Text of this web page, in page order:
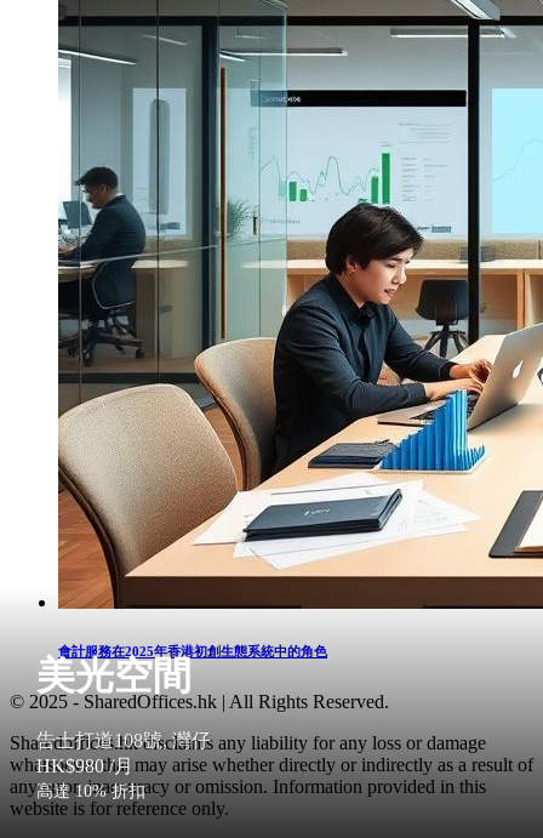
美光空間
告士打道108號, 灣仔
HK$980 /月
高達 10% 折扣
會計服務在2025年香港初創生態系統中的角色
© 2025 - SharedOffices.hk | All Rights Reserved.
Sharedoffices.hk disclaims any liability for any loss or damage
whatsoever that may arise whether directly or indirectly as a result of
any error, inaccuracy or omission. Information provided in this
website is for reference only.